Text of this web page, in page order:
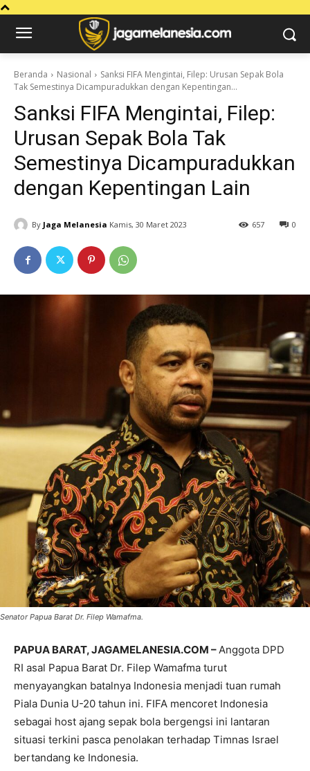
Beranda Nasional
Sanksi FIFA Mengintai, Filep: Urusan Sepak Bola
Tak Semestinya Dicampuradukkan dengan Kepentingan...
Sanksi FIFA Mengintai, Filep:
Urusan Sepak Bola Tak
Semestinya Dicampuradukkan
dengan Kepentingan Lain
By Jaga Melanesia Kamis, 30 Maret 2023 0
657
Senator Papua Barat Dr. Filep Wamafma.
PAPUA BARAT, JAGAMELANESIA.COM –Anggota DPD
RI asal Papua Barat Dr. Filep Wamafma turut
menyayangkan batalnya Indonesia menjadi tuan rumah
Piala Dunia U-20 tahun ini. FIFA mencoret Indonesia
sebagai host ajang sepak bola bergengsi ini lantaran
situasi terkini pasca penolakan terhadap Timnas Israel
bertandang ke Indonesia.